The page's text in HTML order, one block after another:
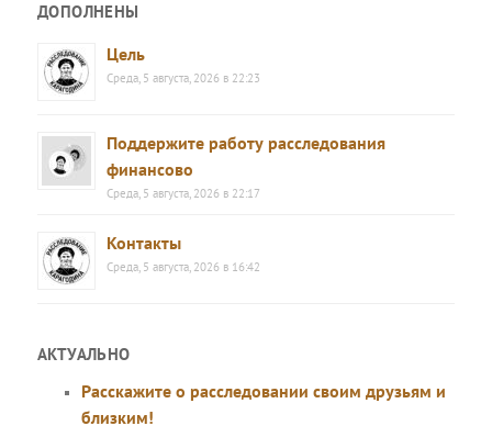
ДОПОЛНЕНЫ
Цель
Среда, 5 августа, 2026 в 22:23
Поддержите работу расследования
финансово
Среда, 5 августа, 2026 в 22:17
Контакты
Среда, 5 августа, 2026 в 16:42
АКТУАЛЬНО
Расскажите о расследовании своим друзьям и
близким!